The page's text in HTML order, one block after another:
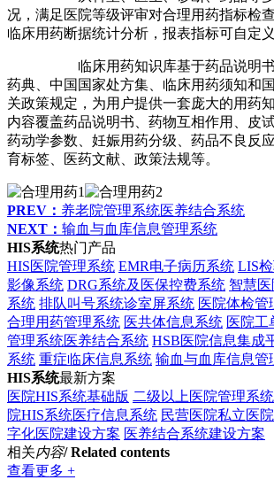
况，满足医院等级评审对合理用药指标检
临床用药断据统计分析，报表指标可自定义
临床用药知识库基于药品说明书、
药典、中国国家处方集、临床用药须知和
关政策规定，为用户提供一套庞大的用药
内容覆盖药品说明书、药物互相作用、皮
药动学参数、妊娠用药分级、药品不良反
育标签、医药文献、政策法规等。
PREV： 养老院管理系统医养结合系统
NEXT： 输血与血库信息管理系统
HIS系统热门产品
HIS医院管理系统 EMR电子病历系统 LIS
影像系统 DRG系统及医保控费系统 智慧
系统 排队叫号系统诊室屏系统 医院体检管
合理用药管理系统 医共体信息系统 医院工
管理系统医养结合系统 HSB医院信息集成
系统 重症临床信息系统 输血与血库信息管
HIS系统最新方案
医院HIS系统基础版 二级以上医院管理系
院HIS系统医疗信息系统 民营医院私立医
字化医院建设方案 医养结合系统建设方案
相关内容/ Related contents
查看更多 +